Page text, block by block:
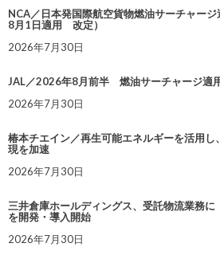
NCA／日本発国際航空貨物燃油サーチャー
8月1日適用 改定）
2026年7月30日
JAL／2026年8月前半 燃油サーチャージ適
2026年7月30日
椿本チエイン／再生可能エネルギーを活用
現を加速
2026年7月30日
三井倉庫ホールディングス、受託物流業務に
を開発・導入開始
2026年7月30日